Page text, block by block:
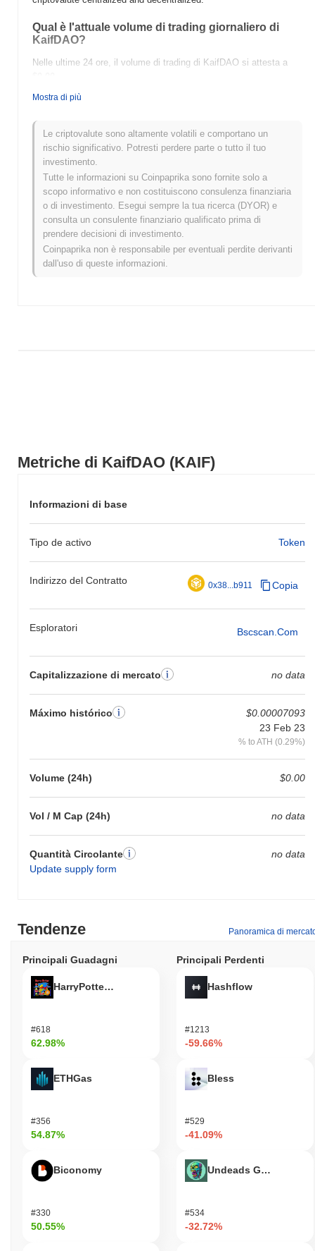
Metriche di KaifDAO (KAIF)
Informazioni di base
Tipo de activo Token
Indirizzo del Contratto 0x38...b911 Copia
Esploratori Bscscan.com
Capitalizzazione di mercato no data
Máximo histórico
$0.00007093
23 Feb 23
% to ATH (0.29%)
Volume (24h) $0.00
Vol / M Cap (24h) no data
Quantità Circolante
Update supply form
no data
Qual è l'attuale volume di trading giornaliero di
KaifDAO?
Nelle ultime 24 ore, il volume di trading di KaifDAO si attesta a
Qual è lo storico della fascia di prezzo di KaifDAO?
Massimo Storico (ATH):
Minimo Storico (ATL):
Come si sta comportando KaifDAO rispetto al
mercato crypto più ampio?
Negli ultimi 7 giorni, KaifDAO ha guadagnato0.00%,
sottoperformando il mercato crypto complessivo che ha registrato
un guadagno del
Mostra di più
Le criptovalute sono altamente volatili e comportano un
rischio significativo. Potresti perdere parte o tutto il tuo
investimento.
Tutte le informazioni su Coinpaprika sono fornite solo a
scopo informativo e non costituiscono consulenza finanziaria
o di investimento. Esegui sempre la tua ricerca (DYOR) e
consulta un consulente finanziario qualificato prima di
prendere decisioni di investimento.
Coinpaprika non è responsabile per eventuali perdite derivanti
dall'uso di queste informazioni.
Tendenze Panoramica di
Principali Guadagni
HarryPotterObamaSonic10Inu (ETH)
#618
62.98%
ETHGas
#356
54.87%
Biconomy
#330
50.55%
Principali Perdenti
Hashflow
#1213
-59.66%
Bless
#529
-41.09%
Undeads Games
#534
-32.72%